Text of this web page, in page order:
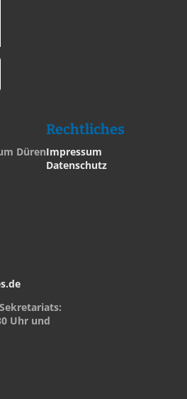
Düren
Rechtliches
Impressum
Datenschutz
Uhr und